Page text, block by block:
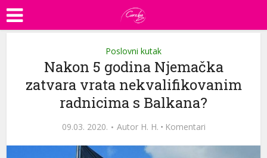
Poslovni kutak
Nakon 5 godina Njemačka
zatvara vrata nekvalifikovanim
radnicima s Balkana?
09.03. 2020. Autor H. H. · Komentari